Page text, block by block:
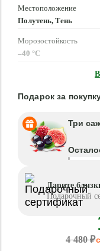
Местоположение
Полутень, Тень
Морозостойкость
–40 °C
Подарок за
Три
Дарите
Подарочный
4 480 ₽